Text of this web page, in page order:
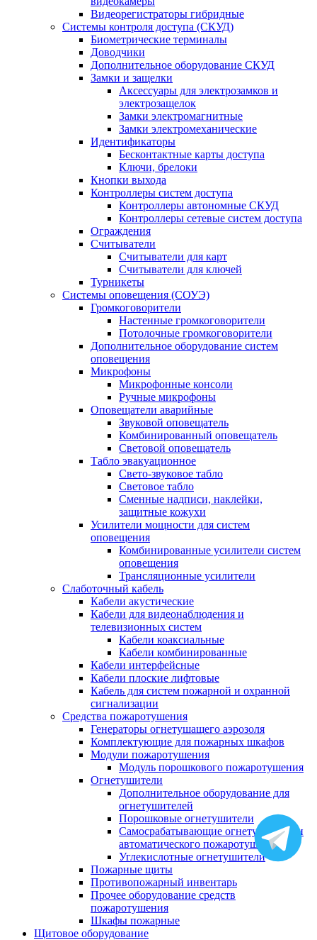
Видеорегистраторы гибридные
Системы контроля доступа (СКУД)
Биометрические терминалы
Доводчики
Дополнительное оборудование СКУД
Замки и защелки
Аксессуары для электрозамков и
электрозащелок
Замки электромагнитные
Замки электромеханические
Идентификаторы
Бесконтактные карты доступа
Ключи, брелоки
Кнопки выхода
Контроллеры систем доступа
Контроллеры автономные СКУД
Контроллеры сетевые систем доступа
Ограждения
Считыватели
Считыватели для карт
Считыватели для ключей
Турникеты
Системы оповещения (СОУЭ)
Громкоговорители
Настенные громкоговорители
Потолочные громкоговорители
Дополнительное оборудование систем
оповещения
Микрофоны
Микрофонные консоли
Ручные микрофоны
Оповещатели аварийные
Звуковой оповещатель
Комбинированный оповещатель
Световой оповещатель
Табло эвакуационное
Свето-звуковое табло
Световое табло
Сменные надписи, наклейки,
защитные кожухи
Усилители мощности для систем
оповещения
Комбинированные усилители систем
оповещения
Трансляционные усилители
Слаботочный кабель
Кабели акустические
Кабели для видеонаблюдения и
телевизионных систем
Кабели коаксиальные
Кабели комбинированные
Кабели интерфейсные
Кабели плоские лифтовые
Кабель для систем пожарной и охранной
сигнализации
Средства пожаротушения
Генераторы огнетушащего аэрозоля
Комплектующие для пожарных шкафов
Модули пожаротушения
Модуль порошкового пожаротушения
Огнетушители
Дополнительное оборудование для
огнетушителей
Порошковые огнетушители
Самосрабатывающие огнетушители и
автоматического пожаротушения
Углекислотные огнетушители
Пожарные щиты
Противопожарный инвентарь
Прочее оборудование средств
пожаротушения
Шкафы пожарные
Щитовое оборудование